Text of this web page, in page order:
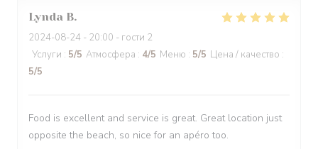
Lynda B
2024-08-24 - 20:00 - гости 2
Услуги : 5/5 Атмосфера : 4/5 Меню : 5/5 Цена / качество :
5/5
Food is excellent and service is great. Great location just
opposite the beach, so nice for an apéro too.